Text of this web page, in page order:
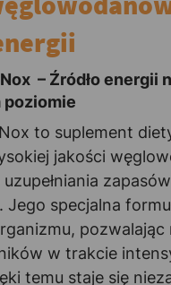
– Źródło energii
to suplement
jakości
Jego specjalna
pozwalając
w trakcie
temu staje się